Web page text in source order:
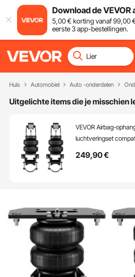
Download de VEVOR
5,00€ korting vanaf99,00
eerste 3 app-bestellingen.
Huis Automobiel Auto -onderdelen
Uitgelichte items die je misschien
VEVOR Airbag-
luchtveringset
2WD 4WD, 2008-
249,90€